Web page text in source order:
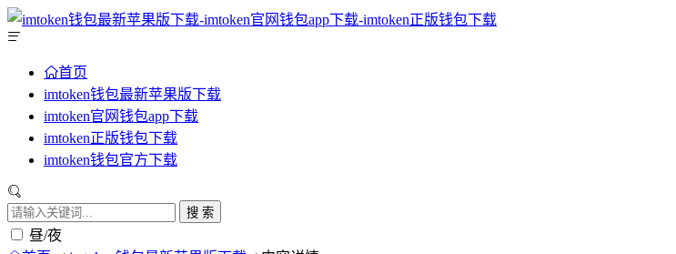
首页
imtoken钱包最新苹果版下载
imtoken官网钱包app下载
imtoken正版钱包下载
imtoken钱包官方下载
搜 索
昼/夜